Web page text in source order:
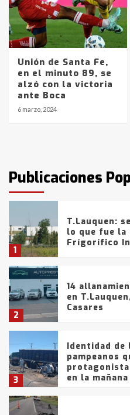
Unión de Santa Fe,
en el minuto 89, se
alzó con la victoria
ante Boca
6 marzo, 2024
Publicaciones
Los precios
La Pampa,
entre 857 a
La Bolsa de
Blanca
con lluvias
fueron
tarde del
1
T.Lauquen:
lo que fue
Frígorífico
2
14
en
Casares
3
Identidad de
pampeanos
en la